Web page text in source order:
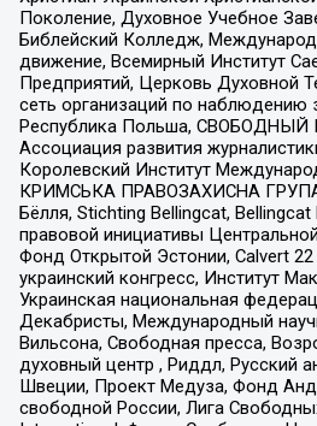
Поколение, Духовное Учебное
Библейский Колледж,
движение, Всемирный Институт
Предприятий, Церковь Духовной
сеть организаций по наблюдению
Республика Польша,
Ассоциация развития
Королевский Институт
КРИМСЬКА ПРАВОЗАХИСНА
Бёлля, Stichting Bellingcat, Bellingcat
правовой инициативы
Фонд Открытой Эстонии, Calvert
украинский конгресс, Институт
Украинская национальная
Декабристы, Международный
Вильсона, Свободная пресса,
духовный центр , Риддл, Русский
Швеции, Проект Медуза, Фонд
свободной России, Лига